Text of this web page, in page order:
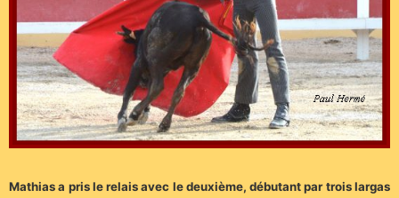
Mathias a pris le relais avec le deuxième, débutant par trois largas